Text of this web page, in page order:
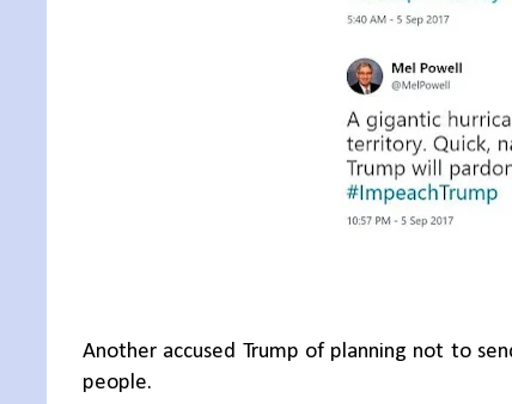
Another accused Trump of planning not to
people.